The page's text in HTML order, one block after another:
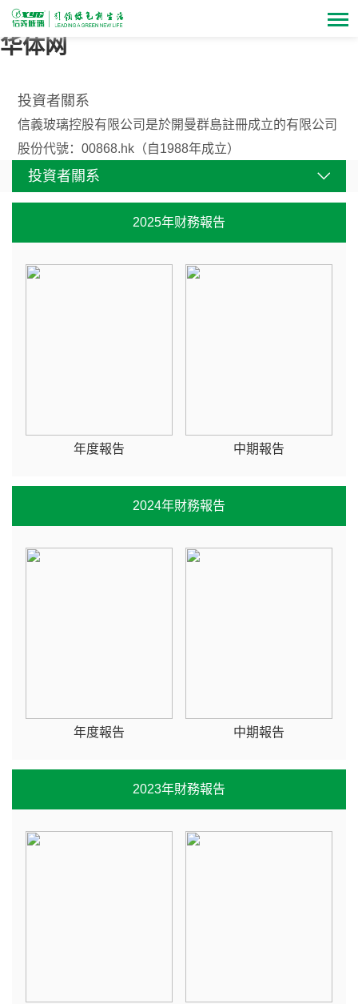
华体网
投資者關系
信義玻璃控股有限公司是於開曼群島註冊成立的有限公司
股份代號：00868.hk（自1988年成立）
投資者關系
2025年财務報告
年度報告 中期報告
2024年財務報告
年度報告 中期報告
2023年財務報告